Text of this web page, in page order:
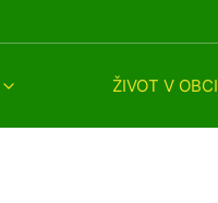
ŽIVOT V OBCI